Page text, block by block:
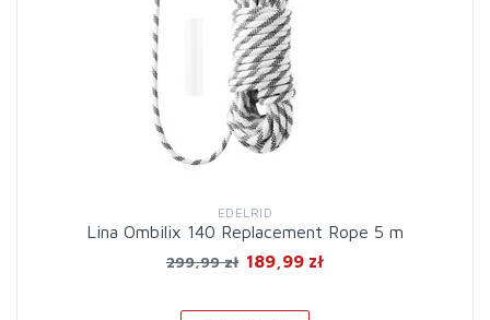
EDELRID
Lina Ombilix 140 Replacement Rope 5 m
299,99 zł 189,99 zł